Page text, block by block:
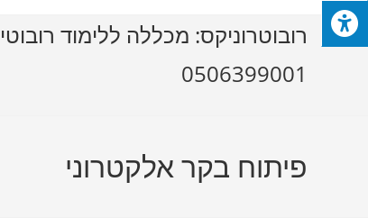
Skip
to
רובוטרוניקס: מכללה ללימוד
0506399001
פיתוח בקר אלקטרוני